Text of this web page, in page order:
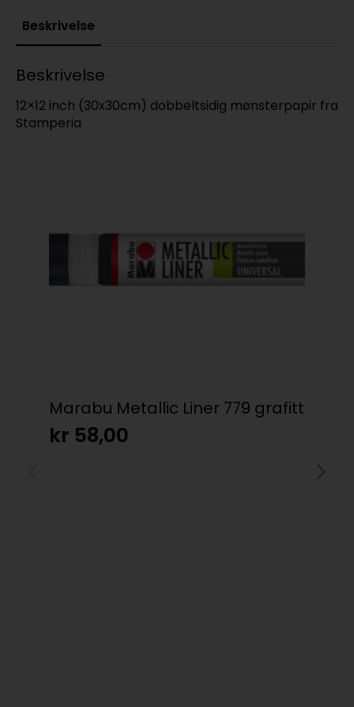
Beskrivelse
Beskrivelse
12×12 inch (30x30cm) dobbeltsidig mønsterpapir fra
Stamperia
Marabu Metallic Liner 779 grafitt
kr 58,00